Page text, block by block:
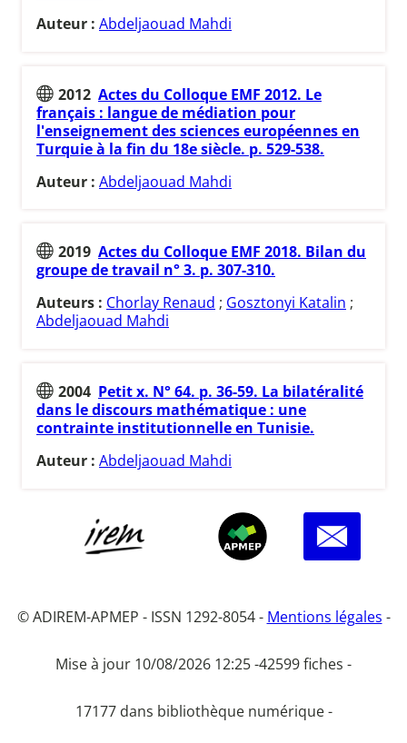
Auteur : Abdeljaouad Mahdi
2012 Actes du Colloque EMF 2012. Le
français : langue de médiation pour
l'enseignement des sciences européennes en
Turquie à la fin du 18e siècle. p. 529-538.
Auteur : Abdeljaouad Mahdi
2019 Actes du Colloque EMF 2018. Bilan du
groupe de travail n° 3. p. 307-310.
Auteurs : Chorlay Renaud ; Gosztonyi Katalin ;
Abdeljaouad Mahdi
2004 Petit x. N° 64. p. 36-59. La bilatéralité
dans le discours mathématique : une
contrainte institutionnelle en Tunisie.
Auteur : Abdeljaouad Mahdi
© ADIREM-APMEP - ISSN 1292-8054 - Mentions légales -
Mise à jour 10/08/2026 12:25 -42599 fiches -
17177 dans bibliothèque numérique -